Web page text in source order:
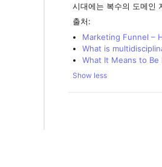
시대에는 복수의 도메인
출처:
Marketing Funnel –
What is
What It Means to Be
Show less